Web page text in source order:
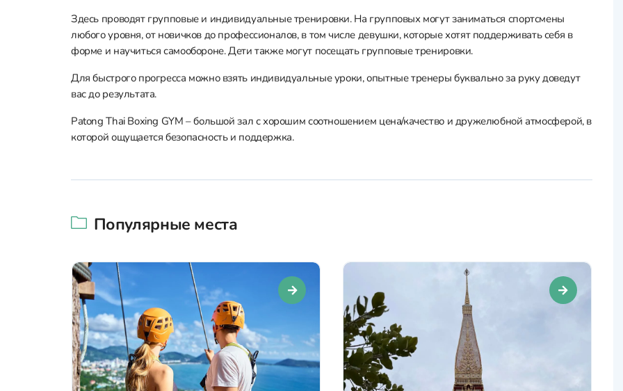
Здесь проводят групповые и индивидуальные тренировки. На групповых могут заниматься спортсмены
любого уровня, от новичков до профессионалов, в том числе девушки, которые хотят поддерживать себя в
форме и научиться самообороне. Дети также могут посещать групповые тренировки.
Для быстрого прогресса можно взять индивидуальные уроки, опытные тренеры буквально за руку доведут
вас до результата.
Patong Thai Boxing GYM – большой зал с хорошим соотношением цена/качество и дружелюбной атмосферой, в
которой ощущается безопасность и поддержка.
Популярные места